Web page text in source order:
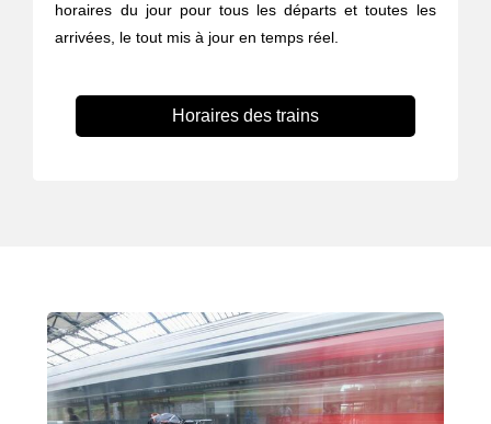
horaires du jour pour tous les départs et toutes les
arrivées, le tout mis à jour en temps réel.
Horaires des trains